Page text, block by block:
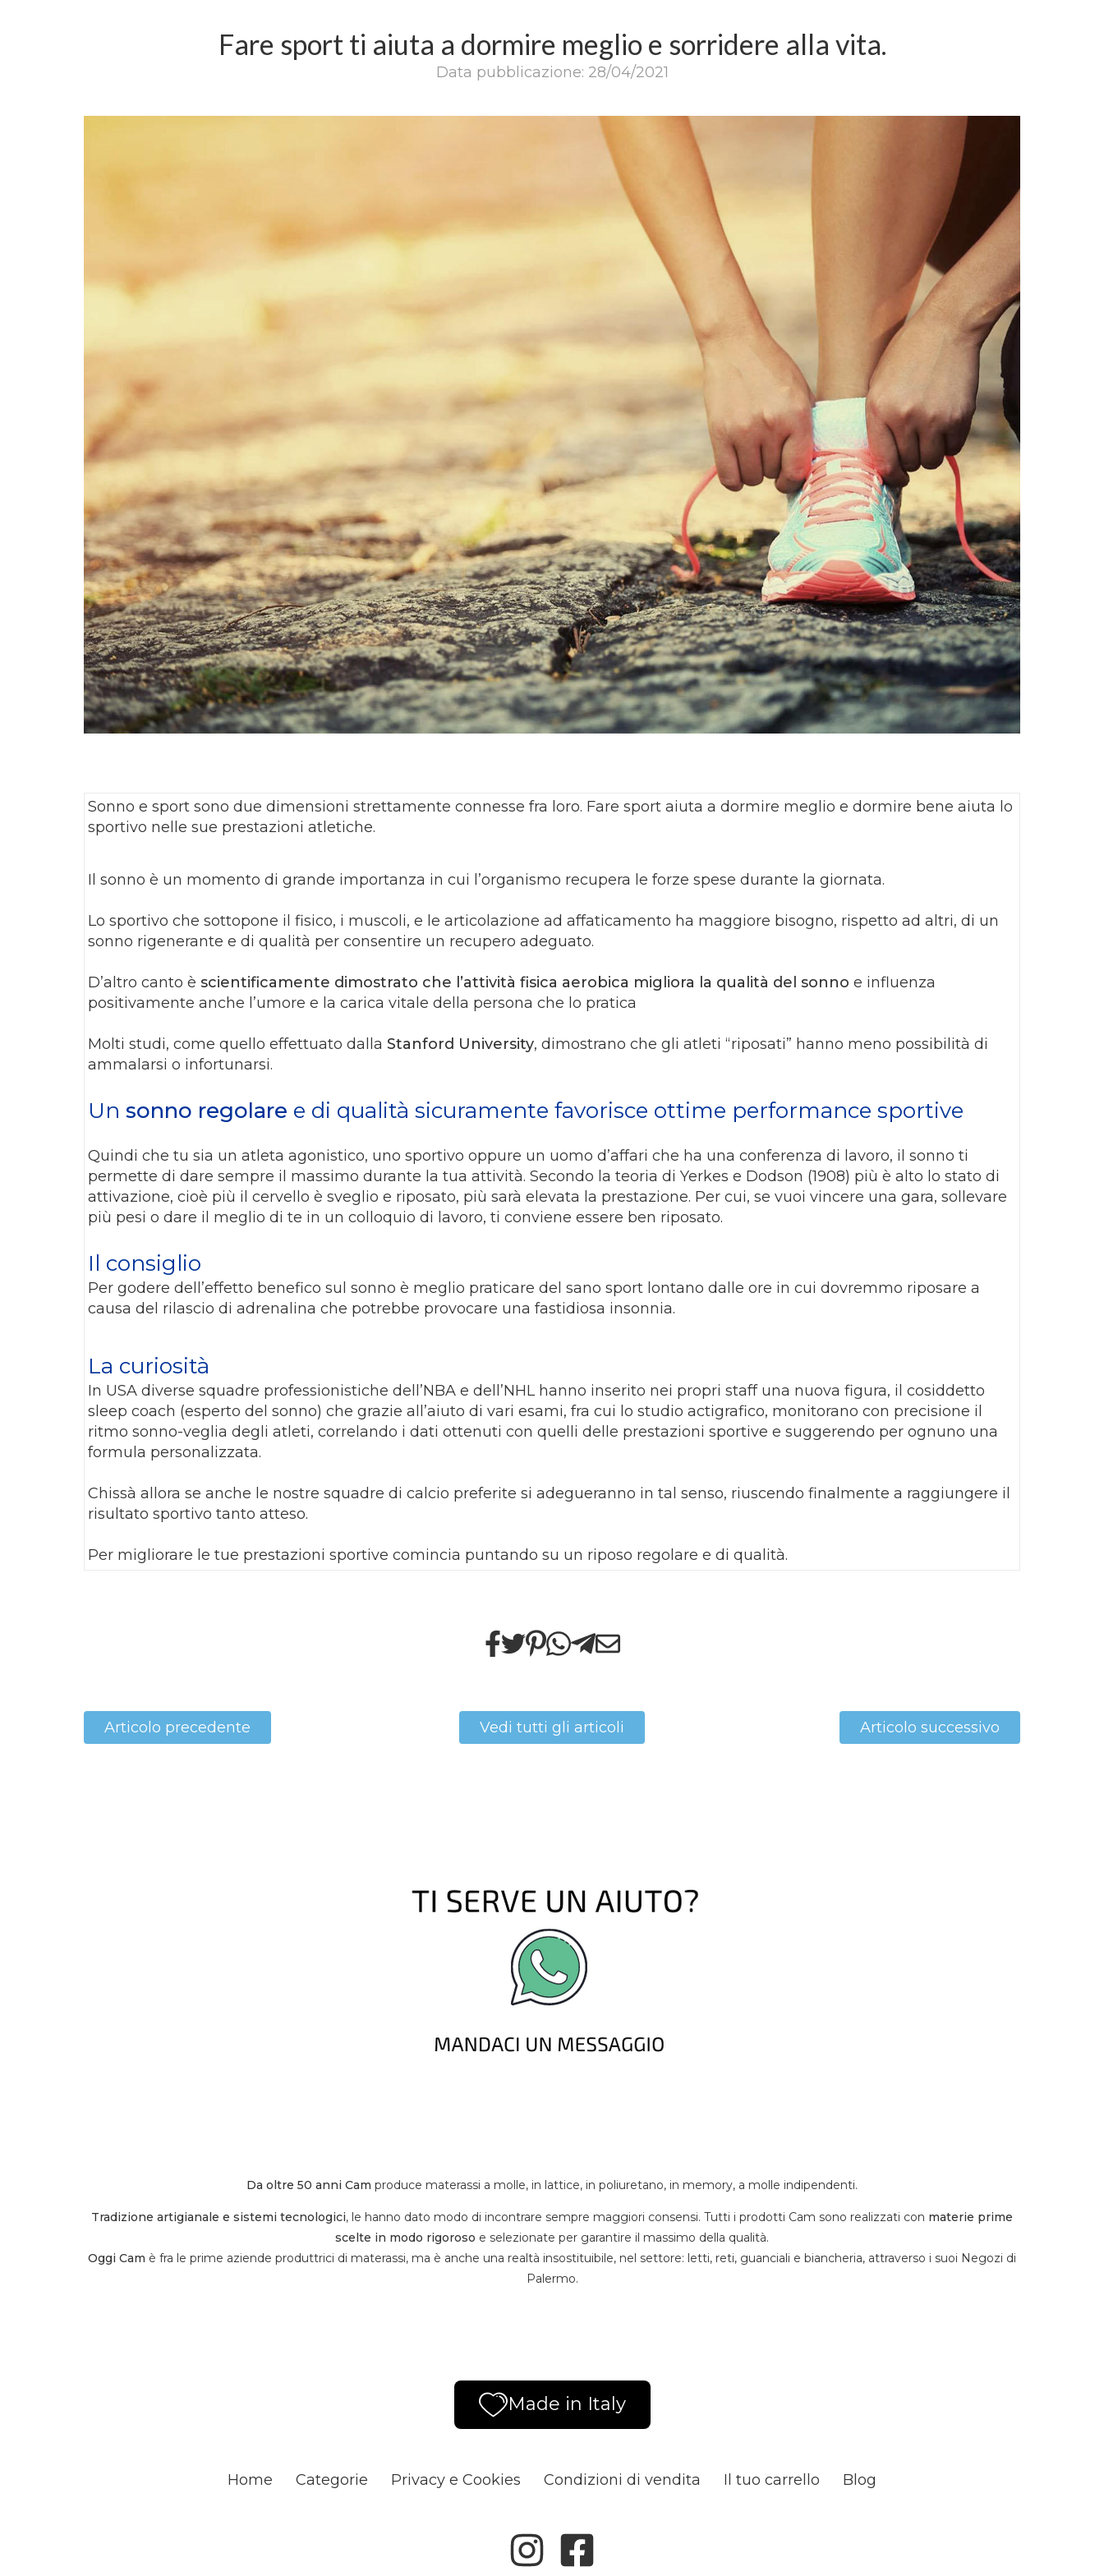
Fare sport ti aiuta a dormire meglio e sorridere alla vita.
Data pubblicazione: 28/04/2021
Sonno e sport sono due dimensioni strettamente connesse fra loro. Fare sport aiuta a dormire meglio e dormire bene aiuta lo
sportivo nelle sue prestazioni atletiche.
Il sonno è un momento di grande importanza in cui l’organismo recupera le forze spese durante la giornata.
Lo sportivo che sottopone il fisico, i muscoli, e le articolazione ad affaticamento ha maggiore bisogno, rispetto ad altri, di un
sonno rigenerante e di qualità per consentire un recupero adeguato.
D’altro canto è scientificamente dimostrato che l’attività fisica aerobica migliora la qualità del sonno e influenza
positivamente anche l’umore e la carica vitale della persona che lo pratica
Molti studi, come quello effettuato dalla Stanford University, dimostrano che gli atleti “riposati” hanno meno possibilità di
ammalarsi o infortunarsi.
Un sonno regolare e di qualità sicuramente favorisce ottime performance sportive
Quindi che tu sia un atleta agonistico, uno sportivo oppure un uomo d’affari che ha una conferenza di lavoro, il sonno ti
permette di dare sempre il massimo durante la tua attività. Secondo la teoria di Yerkes e Dodson (1908) più è alto lo stato di
attivazione, cioè più il cervello è sveglio e riposato, più sarà elevata la prestazione. Per cui, se vuoi vincere una gara, sollevare
più pesi o dare il meglio di te in un colloquio di lavoro, ti conviene essere ben riposato.
Il consiglio
Per godere dell’effetto benefico sul sonno è meglio praticare del sano sport lontano dalle ore in cui dovremmo riposare a
causa del rilascio di adrenalina che potrebbe provocare una fastidiosa insonnia.
La curiosità
In USA diverse squadre professionistiche dell’NBA e dell’NHL hanno inserito nei propri staff una nuova figura, il cosiddetto
sleep coach (esperto del sonno) che grazie all’aiuto di vari esami, fra cui lo studio actigrafico, monitorano con precisione il
ritmo sonno-veglia degli atleti, correlando i dati ottenuti con quelli delle prestazioni sportive e suggerendo per ognuno una
formula personalizzata.
Chissà allora se anche le nostre squadre di calcio preferite si adegueranno in tal senso, riuscendo finalmente a raggiungere il
risultato sportivo tanto atteso.
Per migliorare le tue prestazioni sportive comincia puntando su un riposo regolare e di qualità.
Articolo precedente Vedi tutti gli articoli Articolo successivo
Da oltre 50 anni Cam produce materassi a molle, in lattice, in poliuretano, in memory, a molle indipendenti.
Tradizione artigianale e sistemi tecnologici, le hanno dato modo di incontrare sempre maggiori consensi. Tutti i prodotti Cam sono realizzati con materie prime
scelte in modo rigoroso e selezionate per garantire il massimo della qualità.
Oggi Cam è fra le prime aziende produttrici di materassi, ma è anche una realtà insostituibile, nel settore: letti, reti, guanciali e biancheria, attraverso i suoi Negozi di
Palermo.
Made in Italy
Home Categorie Privacy e Cookies Condizioni di vendita Il tuo carrello Blog